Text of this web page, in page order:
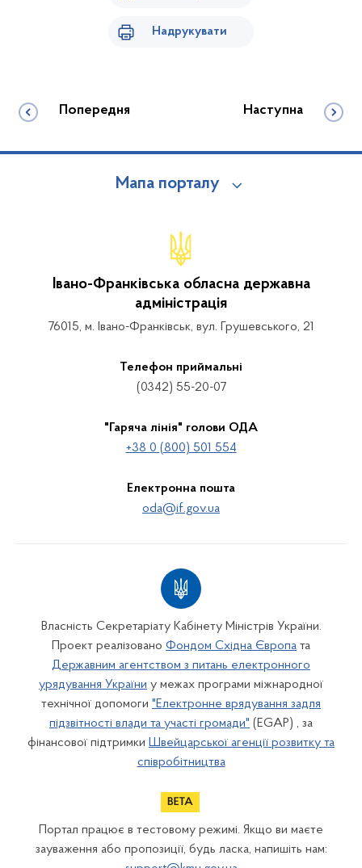
Надрукувати
Попередня Наступна
Мапа порталу
Івано-Франківська обласна державна
адміністрація
76015, м. Івано-Франківськ, вул. Грушевського, 21
Телефон приймальні
(0342) 55-20-07
"Гаряча лінія" голови ОДА
+38 0 (800) 501 554
Електронна пошта
oda@if.gov.ua
Власність Секретаріату Кабінету Міністрів України.
Проект реалізовано Фондом Східна Європа та
Державним агентством з питань електронного
урядування України у межах програми міжнародної
технічної допомоги "Електронне врядування задля
підзвітності влади та участі громади" (EGAP) , за
фінансової підтримки Швейцарської агенції розвитку та
співробітництва
Портал працює в тестовому режимі. Якщо ви маєте
зауваження або пропозиції, будь ласка, напишіть нам: